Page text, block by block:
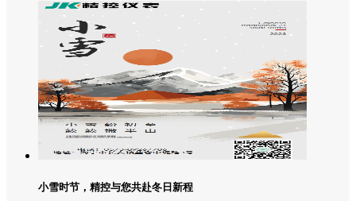
小雪时节，精控与您共赴冬日新程